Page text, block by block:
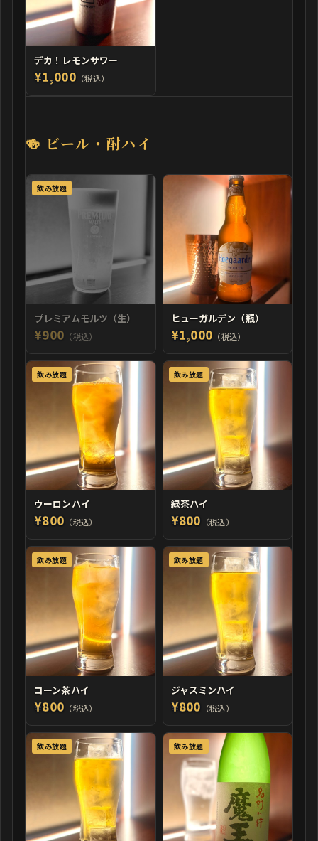
デカ！レモンサワー
¥1,000 （税込）
🍻 ビール・酎ハイ
飲み放題
プレミアムモルツ（生）
¥900 （税込）
ヒューガルデン（瓶）
¥1,000 （税込）
飲み放題
ウーロンハイ
¥800 （税込）
飲み放題
緑茶ハイ
¥800 （税込）
飲み放題
コーン茶ハイ
¥800 （税込）
飲み放題
ジャスミンハイ
¥800 （税込）
飲み放題 飲み放題